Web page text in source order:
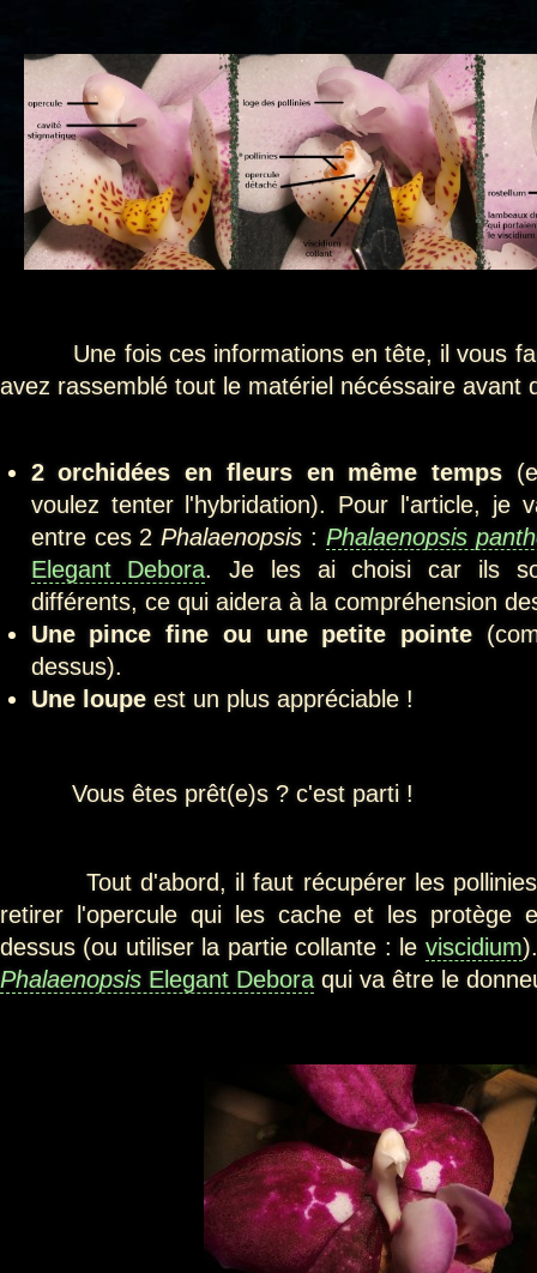
Une fois ces informations en tête, il vous
avez rassemblé tout le matériel nécéssaire avant
2 orchidées en fleurs en même temps
voulez tenter l'hybridation). Pour l'article, je
entre ces 2Phalaenopsis :Phalaenopsis
Elegant Debora. Je les ai choisi car ils
différents, ce qui aidera à la compréhension
Une pince fine ou une petite pointe
dessus).
Une loupe est un plus appréciable !
Vous êtes prêt(e)s ? c'est parti !
Tout d'abord, il faut récupérer les pollinies.
retirer l'opercule qui les cache et les protège
dessus (ou utiliser la partie collante : le viscidium
Phalaenopsis Elegant Debora qui va être le